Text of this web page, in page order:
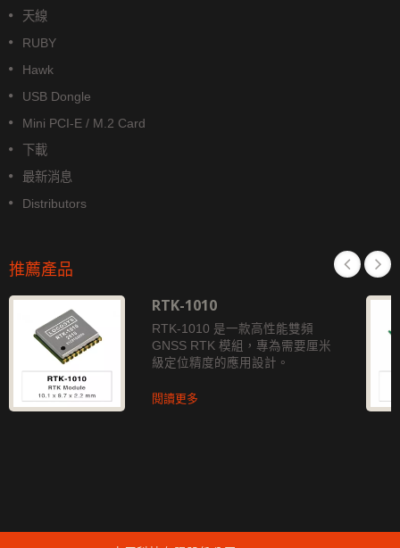
天線
RUBY
Hawk
USB Dongle
Mini PCI-E / M.2 Card
下載
最新消息
Distributors
推薦產品
RTK-1010
RTK-1010 是一款高性能雙頻
GNSS RTK 模組，專為需要厘米
級定位精度的應用設計。
閱讀更多